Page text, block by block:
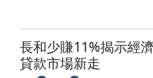
長和少賺11%揭示經
貸款市場新走